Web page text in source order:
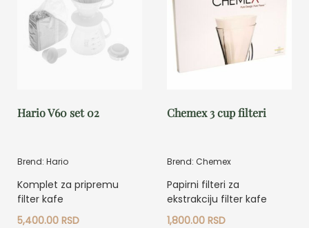
Hario V60 set 02
Brend: Hario
Komplet za pripremu
filter kafe
5,400.00 RSD
Chemex 3 cup filteri
Brend: Chemex
Papirni filteri za
ekstrakciju filter kafe
1,800.00RSD